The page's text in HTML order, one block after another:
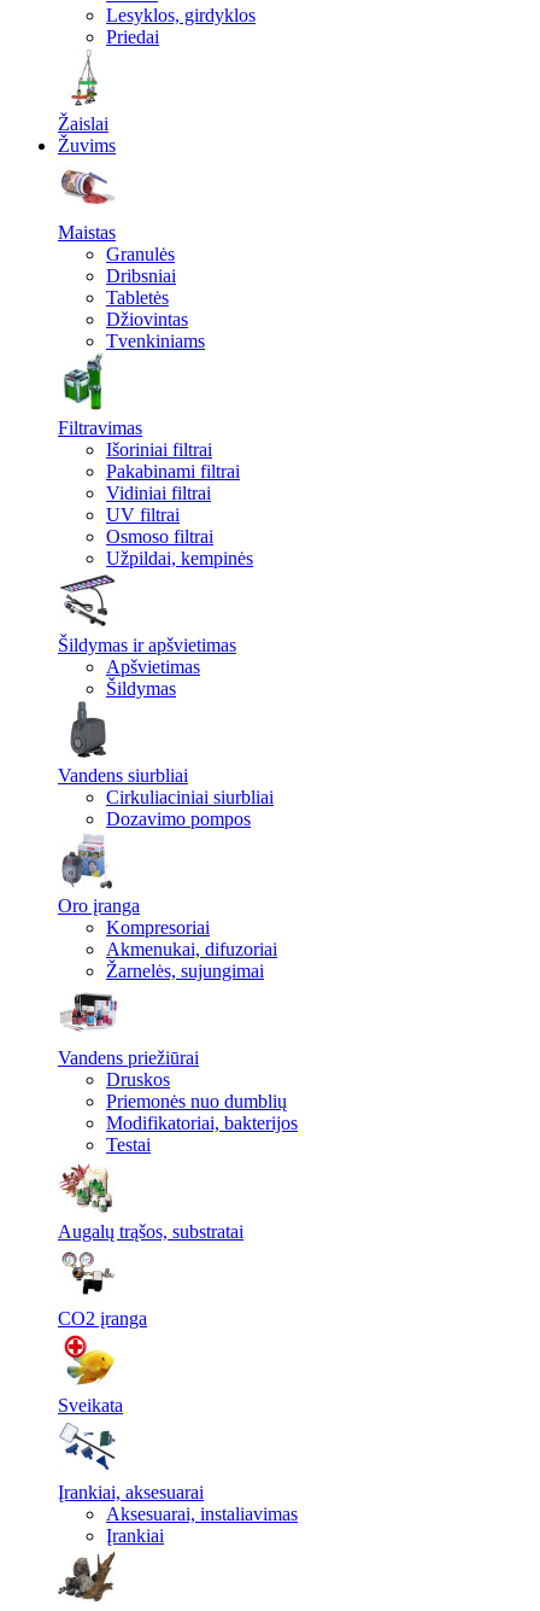
Lesyklos, girdyklos
Priedai
Žaislai
Žuvims
Maistas
Granulės
Dribsniai
Tabletės
Džiovintas
Tvenkiniams
Filtravimas
Išoriniai filtrai
Pakabinami filtrai
Vidiniai filtrai
UV filtrai
Osmoso filtrai
Užpildai, kempinės
Šildymas ir apšvietimas
Apšvietimas
Šildymas
Vandens siurbliai
Cirkuliaciniai siurbliai
Dozavimo pompos
Oro įranga
Kompresoriai
Akmenukai, difuzoriai
Žarnelės, sujungimai
Vandens priežiūrai
Druskos
Priemonės nuo dumblių
Modifikatoriai, bakterijos
Testai
Augalų trąšos, substratai
CO2 įranga
Sveikata
Įrankiai, aksesuarai
Aksesuarai, instaliavimas
Įrankiai